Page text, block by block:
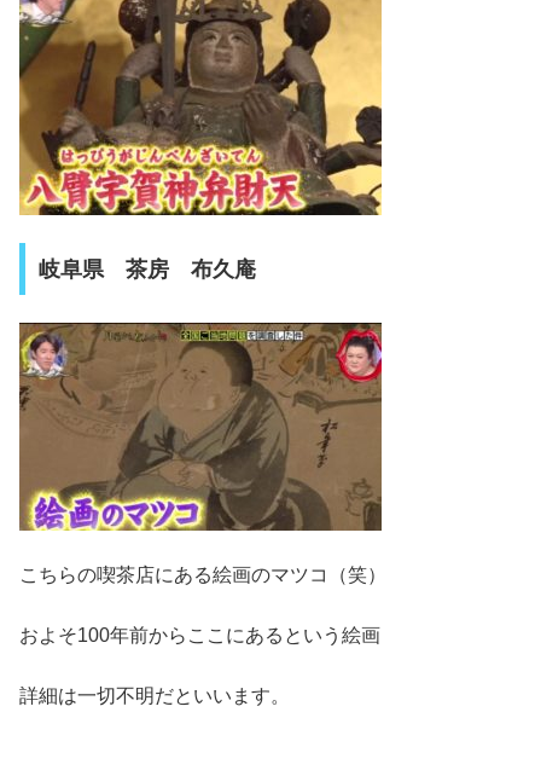
岐阜県 茶房 布久庵
こちらの喫茶店にある絵画のマツコ（笑）
およそ100年前からここにあるという絵画
詳細は一切不明だといいます。